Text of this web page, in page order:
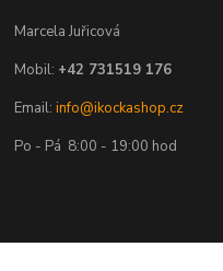
Marcela Juřicová
Mobil: +42 731519 176
Email:info@ikockashop.cz
Po - Pá 8:00 - 19:00 hod